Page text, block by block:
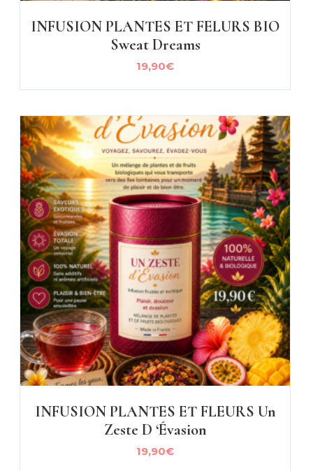
INFUSION PLANTES ET FELURS BIO
Sweat Dreams
19,90€
INFUSION PLANTES ET FLEURS Un
Zeste D ‘évasion
19,90€